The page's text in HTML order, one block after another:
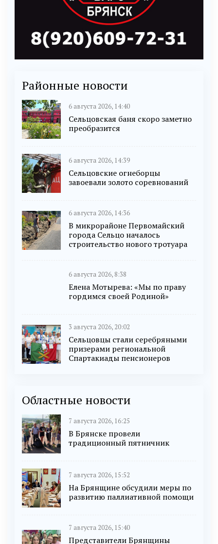
Районные новости
6 августа 2026, 14:40
Сельцовская баня скоро заметно
преобразится
6 августа 2026, 14:39
Сельцовские огнеборцы
завоевали золото соревнований
6 августа 2026, 14:36
В микрорайоне Первомайский
города Сельцо началось
строительство нового тротуара
6 августа 2026, 8:38
Елена Мотырева: «Мы по праву
гордимся своей Родиной»
3 августа 2026, 20:02
Сельцовцы стали серебряными
призерами региональной
Спартакиады пенсионеров
Областные новости
7 августа 2026, 16:25
В Брянске провели
традиционный пятничник
7 августа 2026, 15:52
На Брянщине обсудили меры по
развитию паллиативной помощи
7 августа 2026, 15:40
Представители Брянщины